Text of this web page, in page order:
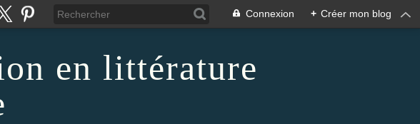
Connexion + Créer mon blog
en littérature